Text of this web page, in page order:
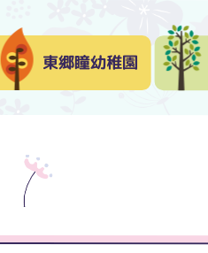
東郷瞳幼稚園